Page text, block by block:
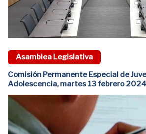
Asamblea Legislativa
Comisión Permanente Especial de
Adolescencia, martes 13 febrero